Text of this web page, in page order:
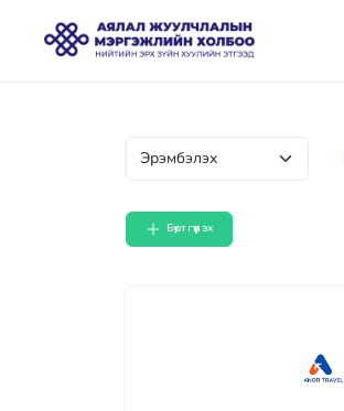
Бүртгүүлэх